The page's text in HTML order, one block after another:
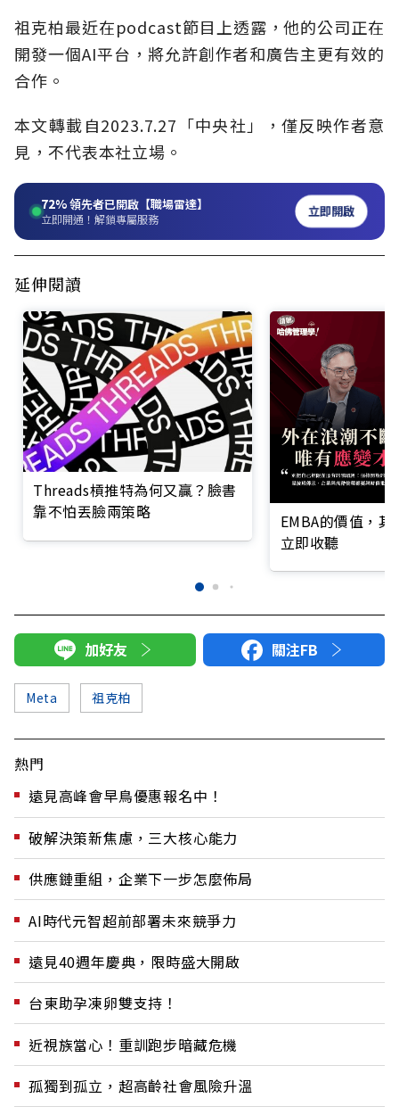
祖克柏最近在podcast節目上透露，他的公司正在
開發一個AI平台，將允許創作者和廣告主更有效的
合作。
本文轉載自2023.7.27 「中央社」
，僅反映作者意
見，不代表本社立場。
72%領先者已開啟【職場雷達】
立即開通！解鎖專屬服務 立即開啟
延伸閱讀
Threads槓推特為何又贏？臉書
靠不怕丟臉兩策略
EMBA的價值，
立即收聽
加好友 關注FB
Meta 祖克柏
熱門
遠見高峰會早鳥優惠報名中！
破解決策新焦慮，三大核心能力
供應鏈重組，企業下一步怎麼佈局
AI時代元智超前部署未來競爭力
遠見40週年慶典，限時盛大開啟
台東助孕凍卵雙支持！
近視族當心！重訓跑步暗藏危機
孤獨到孤立，超高齡社會風險升溫